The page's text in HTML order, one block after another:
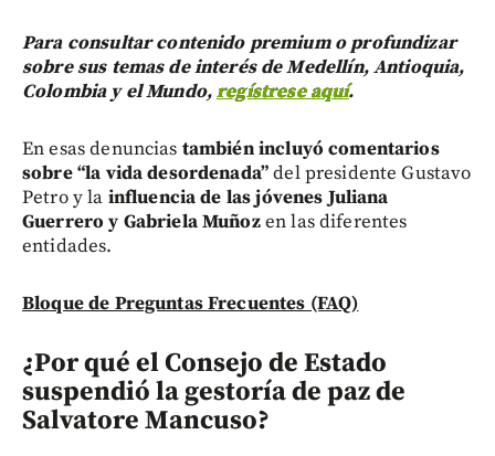
Para consultar contenido premium o profundizar
sobre sus temas de interés de Medellín, Antioquia,
Colombia y el Mundo,regístrese aquí.
En esas denuncias también incluyó comentarios
sobre “la vida desordenada”del presidente Gustavo
Petro y la influencia de las jóvenes Juliana
Guerrero y Gabriela Muñozen las diferentes
entidades.
Bloque de Preguntas Frecuentes (FAQ)
¿Por qué el Consejo de Estado
suspendió la gestoría de paz de
Salvatore Mancuso?